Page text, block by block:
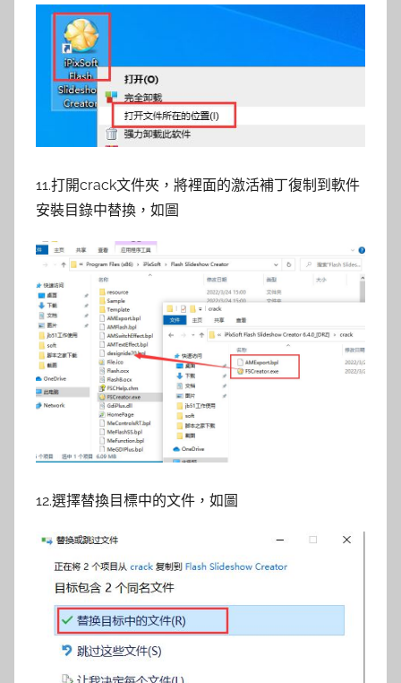
11.打開crack文件夾，將裡面的激活補丁復制到軟件
安裝目錄中替換，如圖
12.選擇替換目標中的文件，如圖